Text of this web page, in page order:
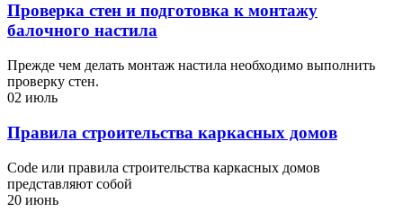
Проверка стен и подготовка к монтажу
балочного настила
Прежде чем делать монтаж настила необходимо выполнить
проверку стен.
02 июль
Правила строительства каркасных домов
Code или правила строительства каркасных домов
представляют собой
20 июнь